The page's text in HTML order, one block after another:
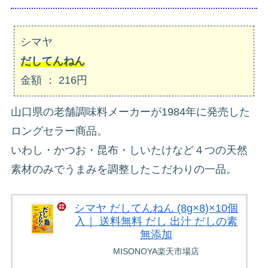
シマヤ
だしてんねん
金額 ： 216円
山口県の老舗調味料メーカーが1984年に発売した
ロングセラー商品。
いわし・かつお・昆布・しいたけなど４つの天然
素材のみでうまみを調整したこだわりの一品。
シマヤ だしてんねん (8g×8)×10個
入｜ 送料無料 だし 出汁 だしの素
無添加
MISONOYA楽天市場店